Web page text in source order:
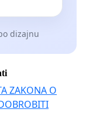
dizajnu
ZAKONA O